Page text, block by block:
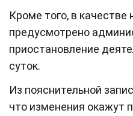
Кроме того, в качестве
предусмотрено
приостановление
суток.
Из пояснительной
что изменения окажут